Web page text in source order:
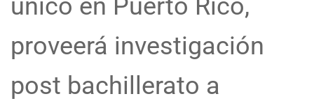
único en Puerto Rico,
proveerá investigación
post bachillerato a